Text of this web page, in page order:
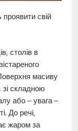
проявити свій
столів в
масиву
зі складною
або – увага –
До речі,
жаром за